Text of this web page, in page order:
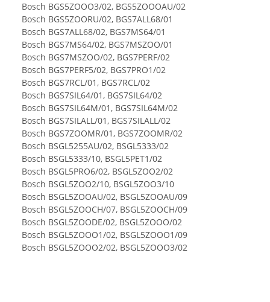
Bosch BGS5ZOOO3/02, BGS5ZOOOAU/02
Bosch BGS5ZOORU/02, BGS7ALL68/01
Bosch BGS7ALL68/02, BGS7MS64/01
Bosch BGS7MS64/02, BGS7MSZOO/01
Bosch BGS7MSZOO/02, BGS7PERF/02
Bosch BGS7PERF5/02, BGS7PRO1/02
Bosch BGS7RCL/01, BGS7RCL/02
Bosch BGS7SIL64/01, BGS7SIL64/02
Bosch BGS7SIL64M/01, BGS7SIL64M/02
Bosch BGS7SILALL/01, BGS7SILALL/02
Bosch BGS7ZOOMR/01, BGS7ZOOMR/02
Bosch BSGL5255AU/02, BSGL5333/02
Bosch BSGL5333/10, BSGL5PET1/02
Bosch BSGL5PRO6/02, BSGL5ZOO2/02
Bosch BSGL5ZOO2/10, BSGL5ZOO3/10
Bosch BSGL5ZOOAU/02, BSGL5ZOOAU/09
Bosch BSGL5ZOOCH/07, BSGL5ZOOCH/09
Bosch BSGL5ZOODE/02, BSGL5ZOOO/02
Bosch BSGL5ZOOO1/02, BSGL5ZOOO1/09
Bosch BSGL5ZOOO2/02, BSGL5ZOOO3/02